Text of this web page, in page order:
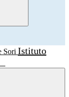
Istituto